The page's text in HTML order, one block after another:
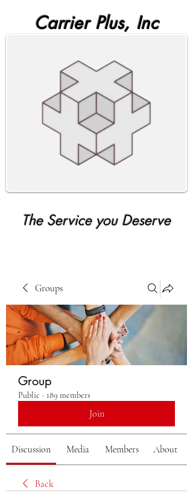
Carrier Plus, Inc
The Service you Deserve
Groups
Group
Public · 189 members
Join
Discussion Media Members About
Back